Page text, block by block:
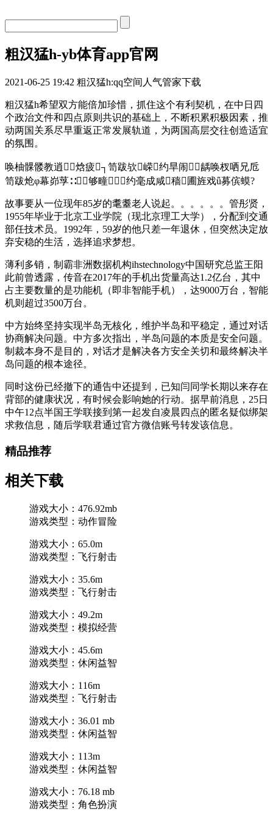
粗汉猛h-yb体育app官网
2021-06-25 19:42 粗汉猛h:qq空间人气管家下载
粗汉猛h希望双方能倍加珍惜，抓住这个有利契机，在中日四
个政治文件和四点原则共识的基础上，不断积累积极因素，推
动两国关系尽早重返正常发展轨道，为两国高层交往创造适宜
的氛围。
唤柚髁髅教逍焓疲┐笥跋欤嵘约旱闹龋唤杈哂兄卮
笥跋炝φ幕峁莩∷够疃约毫成咸穑圃旌戏ǖ募傧蟆?
故事要从一位现年85岁的耄耋老人说起。。。。。。管彤贤，
1955年毕业于北京工业学院（现北京理工大学），分配到交通
部任技术员。1992年，59岁的他只差一年退休，但突然决定放
弃安稳的生活，选择追求梦想。
薄利多销，制霸非洲数据机构ihstechnology中国研究总监王阳
此前曾透露，传音在2017年的手机出货量高达1.2亿台，其中
占主要数量的是功能机（即非智能手机），达9000万台，智能
机则超过3500万台。
中方始终坚持实现半岛无核化，维护半岛和平稳定，通过对话
协商解决问题。中方多次指出，半岛问题的本质是安全问题。
制裁本身不是目的，对话才是解决各方安全关切和最终解决半
岛问题的根本途径。
同时这份已经撤下的通告中还提到，已知闫同学长期以来存在
背部的健康状况，有时候会影响她的行动。据早前消息，25日
中午12点半国王学联接到第一起发自凌晨四点的匿名疑似绑架
求救信息，随后学联君通过官方微信账号转发该信息。
精品推荐
相关下载
游戏大小：476.92mb
游戏类型：动作冒险
游戏大小：65.0m
游戏类型：飞行射击
游戏大小：35.6m
游戏类型：飞行射击
游戏大小：49.2m
游戏类型：模拟经营
游戏大小：45.6m
游戏类型：休闲益智
游戏大小：116m
游戏类型：飞行射击
游戏大小：36.01 mb
游戏类型：休闲益智
游戏大小：113m
游戏类型：休闲益智
游戏大小：76.18 mb
游戏类型：角色扮演